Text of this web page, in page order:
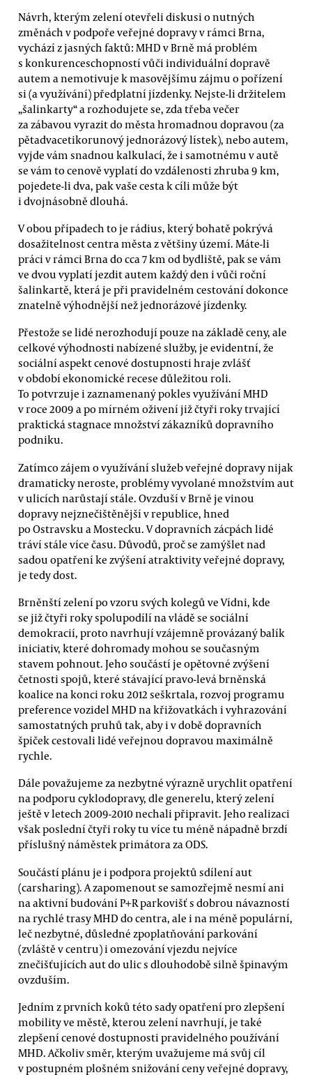
Návrh, kterým zelení otevřeli diskusi o nutných
změnách v podpoře veřejné dopravy v rámci Brna,
vychází z jasných faktů: MHD v Brně má problém
s konkurenceschopností vůči individuální dopravě
autem a nemotivuje k masovějšímu zájmu o pořízení
si (a využívání) předplatní jízdenky. Nejste-li držitelem
„šalinkarty“ a rozhodujete se, zda třeba večer
za zábavou vyrazit do města hromadnou dopravou (za
pětadvacetikorunový jednorázový lístek), nebo autem,
vyjde vám snadnou kalkulací, že i samotnému v autě
se vám to cenově vyplatí do vzdálenosti zhruba 9 km,
pojedete-li dva, pak vaše cesta k cíli může být
i dvojnásobně dlouhá.
V obou případech to je rádius, který bohatě pokrývá
dosažitelnost centra města z většiny území. Máte-li
práci v rámci Brna do cca 7 km od bydliště, pak se vám
ve dvou vyplatí jezdit autem každý den i vůči roční
šalinkartě, která je při pravidelném cestování dokonce
znatelně výhodnější než jednorázové jízdenky.
Přestože se lidé nerozhodují pouze na základě ceny, ale
celkové výhodnosti nabízené služby, je evidentní, že
sociální aspekt cenové dostupnosti hraje zvlášť
v období ekonomické recese důležitou roli.
To potvrzuje i zaznamenaný pokles využívání MHD
v roce 2009 a po mírném oživení již čtyři roky trvající
praktická stagnace množství zákazníků dopravního
podniku.
Zatímco zájem o využívání služeb veřejné dopravy nijak
dramaticky neroste, problémy vyvolané množstvím aut
v ulicích narůstají stále. Ovzduší v Brně je vinou
dopravy nejznečištěnější v republice, hned
po Ostravsku a Mostecku. V dopravních zácpách lidé
tráví stále více času. Důvodů, proč se zamýšlet nad
sadou opatření ke zvýšení atraktivity veřejné dopravy,
je tedy dost.
Brněnští zelení po vzoru svých kolegů ve Vídni, kde
se již čtyři roky spolupodílí na vládě se sociální
demokracií, proto navrhují vzájemně provázaný balík
iniciativ, které dohromady mohou se současným
stavem pohnout. Jeho součástí je opětovné zvýšení
četnosti spojů, které stávající pravo-levá brněnská
koalice na konci roku 2012 seškrtala, rozvoj programu
preference vozidel MHD na křižovatkách i vyhrazování
samostatných pruhů tak, aby i v době dopravních
špiček cestovali lidé veřejnou dopravou maximálně
rychle.
Dále považujeme za nezbytné výrazně urychlit opatření
na podporu cyklodopravy, dle generelu, který zelení
ještě v letech 2009-2010 nechali připravit. Jeho realizaci
však poslední čtyři roky tu více tu méně nápadně brzdí
příslušný náměstek primátora za ODS.
Součástí plánu je i podpora projektů sdílení aut
(carsharing). A zapomenout se samozřejmě nesmí ani
na aktivní budování P+R parkovišť s dobrou návazností
na rychlé trasy MHD do centra, ale i na méně populární,
leč nezbytné, důsledné zpoplatňování parkování
(zvláště v centru) i omezování vjezdu nejvíce
znečišťujících aut do ulic s dlouhodobě silně špinavým
ovzduším.
Jedním z prvních koků této sady opatření pro zlepšení
mobility ve městě, kterou zelení navrhují, je také
zlepšení cenové dostupnosti pravidelného používání
MHD. Ačkoliv směr, kterým uvažujeme má svůj cíl
v postupném plošném snižování ceny veřejné dopravy,